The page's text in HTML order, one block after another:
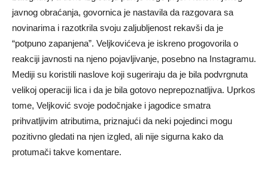
javnog obraćanja, govornica je nastavila da razgovara sa
novinarima i razotkrila svoju zaljubljenost rekavši da je
“potpuno zapanjena”. Veljkovićeva je iskreno progovorila o
reakciji javnosti na njeno pojavljivanje, posebno na Instagramu.
Mediji su koristili naslove koji sugeriraju da je bila podvrgnuta
velikoj operaciji lica i da je bila gotovo neprepoznatljiva. Uprkos
tome, Veljković svoje podočnjake i jagodice smatra
prihvatljivim atributima, priznajući da neki pojedinci mogu
pozitivno gledati na njen izgled, ali nije sigurna kako da
protumači takve komentare.